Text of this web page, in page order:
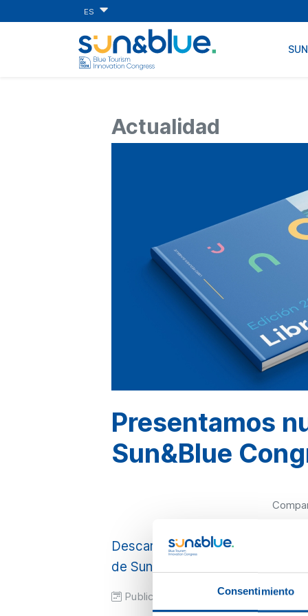
Consentimiento
ES
Actualidad
Presentamos
Sun&Blue
Descarga ahora el Libro Azul y
de Sun&Blue Congress.
Publicado hace 1 año